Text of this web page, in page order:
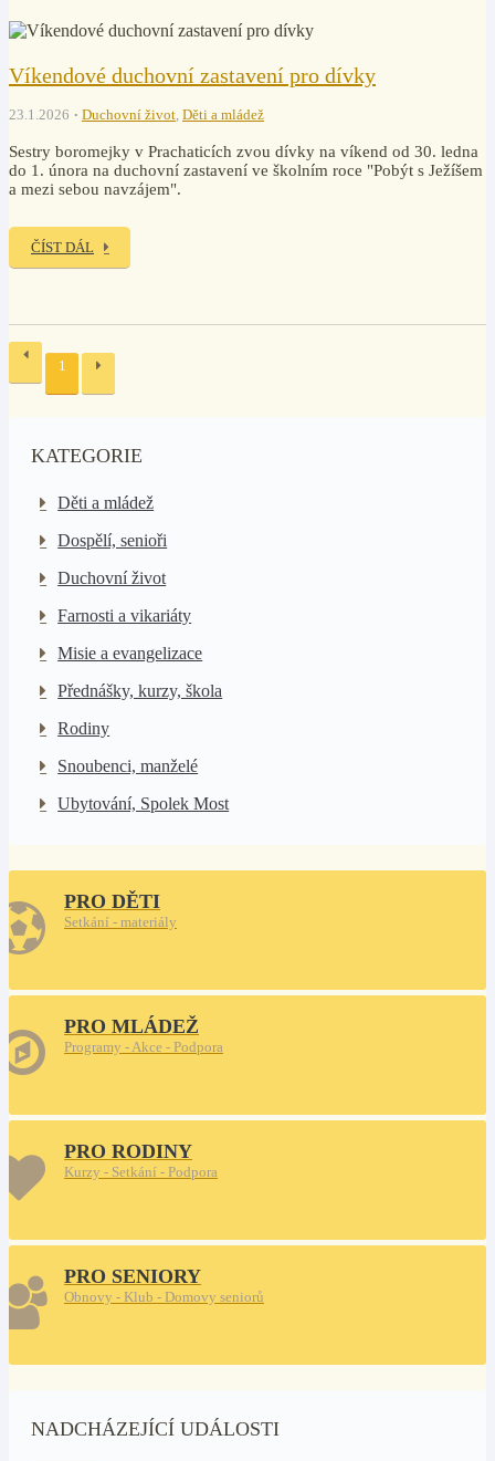
Víkendové duchovní zastavení pro dívky
23.1.2026 Duchovní život, Děti a mládež
Sestry boromejky v Prachaticích zvou dívky na víkend od 30. ledna
do 1. února na duchovní zastavení ve školním roce "Pobýt s Ježíšem
a mezi sebou navzájem".
ČÍST DÁL
1
KATEGORIE
Děti a mládež
Dospělí, senioři
Duchovní život
Farnosti a vikariáty
Misie a evangelizace
Přednášky, kurzy, škola
Rodiny
Snoubenci, manželé
Ubytování, Spolek Most
PRO DĚTI
Setkání - materiály
PRO MLÁDEŽ
Programy - Akce - Podpora
PRO RODINY
Kurzy - Setkání - Podpora
PRO SENIORY
Obnovy - Klub - Domovy seniorů
NADCHÁZEJÍCÍ UDÁLOSTI